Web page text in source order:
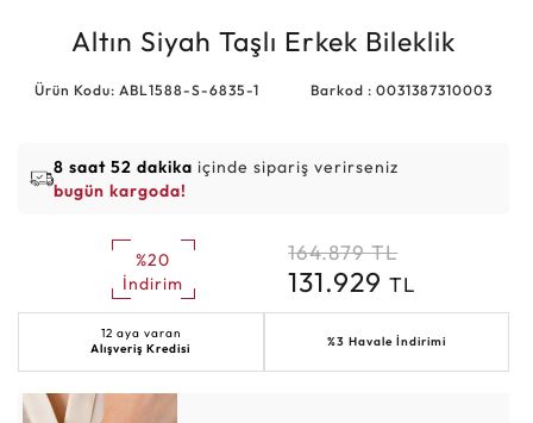
Altın Siyah Taşlı Erkek Bileklik
Ürün Kodu: ABL1588-S-6835-1 Barkod : 0031387310003
8 saat 52 dakika içinde sipariş verirseniz
bugün kargoda!
%20
İndirim
164.879 TL
131.929TL
12 aya varan
Alışveriş Kredisi
%3 Havale İndirimi